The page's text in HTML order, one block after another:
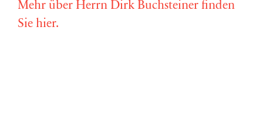
Mehr über Herrn Dirk Buchsteiner finden
Sie hier.